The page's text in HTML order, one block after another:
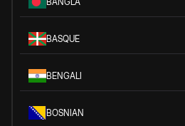
BASQUE
BENGALI
BOSNIAN